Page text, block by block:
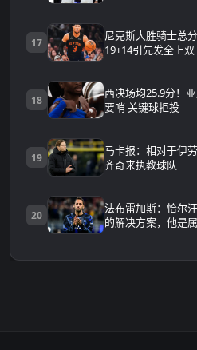
17
尼克斯大胜骑士总
19+14引先发全上
18
西决场均25.9分！
要哨 关键球拒投
19
马卡报：相对于伊
齐奇来执教球队
20
法布雷加斯：恰尔
的解决方案，他是